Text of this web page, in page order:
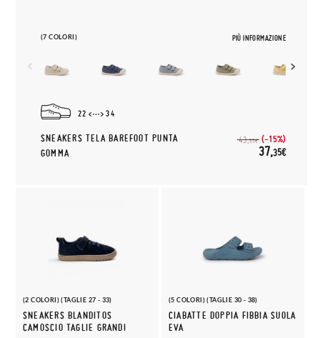
(7 COLORI) PIÙ INFORMAZIONE
22 34
SNEAKERS TELA BAREFOOT PUNTA
GOMMA
43,95€ (-15%)
37,35€
(2 COLORI) (TAGLIE 27 - 33)
SNEAKERS BLANDITOS
CAMOSCIO TAGLIE GRANDI
(5 COLORI) (TAGLIE 30 - 38)
CIABATTE DOPPIA FIBBIA SUOLA
EVA